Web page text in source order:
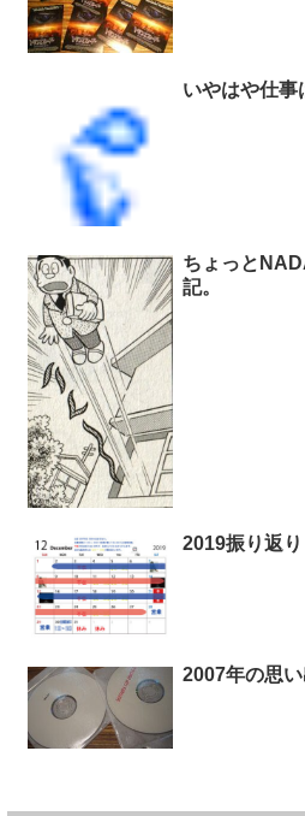
いやはや仕事
ちょっと
記。
2019振り返り
2007年の思